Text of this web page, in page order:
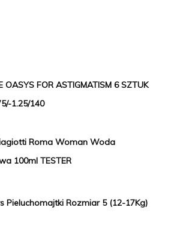
OASYS FOR ASTIGMATISM 6 SZTUK
1.25/140
Roma Woman Woda
100ml TESTER
Pieluchomajtki Rozmiar 5 (12-17Kg)